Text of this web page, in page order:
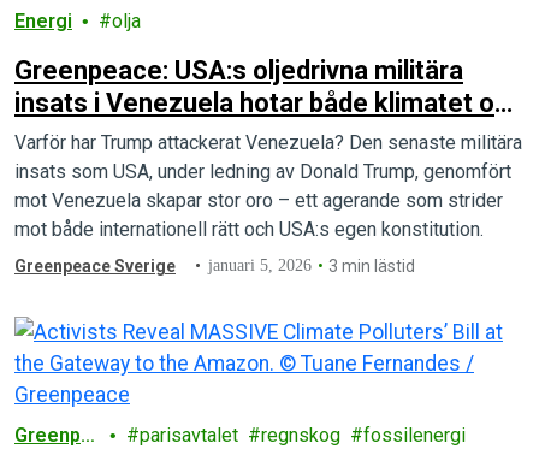
Energi olja
Greenpeace: USA:s oljedrivna militära
insats i Venezuela hotar både klimatet och
folkets rätt till självbestämmande
Varför har Trump attackerat Venezuela? Den senaste militära
insats som USA, under ledning av Donald Trump, genomfört
mot Venezuela skapar stor oro – ett agerande som strider
mot både internationell rätt och USA:s egen konstitution.
Greenpeace Sverige januari 5, 2026 3 min lästid
Greenpe
parisavtalet regnskog
fossilenergi